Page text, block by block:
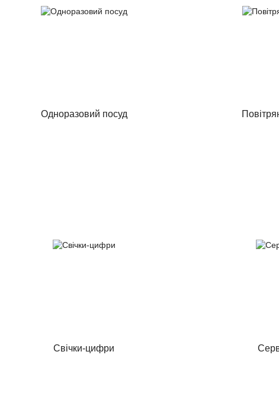
Одноразовий посуд
Свічки-цифри